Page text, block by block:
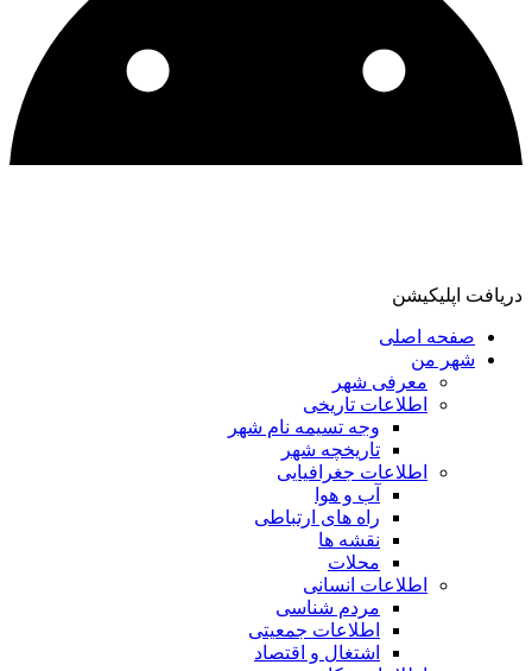
دریافت اپلیکیشن
صفحه اصلی
شهر من
معرفی شهر
اطلاعات تاریخی
وجه تسیمه نام شهر
تاریخچه شهر
اطلاعات جغرافیایی
آب و هوا
راه های ارتباطی
نقشه ها
محلات
اطلاعات انسانی
مردم شناسی
اطلاعات جمعیتی
اشتغال و اقتصاد